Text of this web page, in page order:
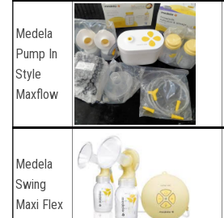
Medela
Pump In
Style
Maxflow
Medela
Swing
Maxi Flex